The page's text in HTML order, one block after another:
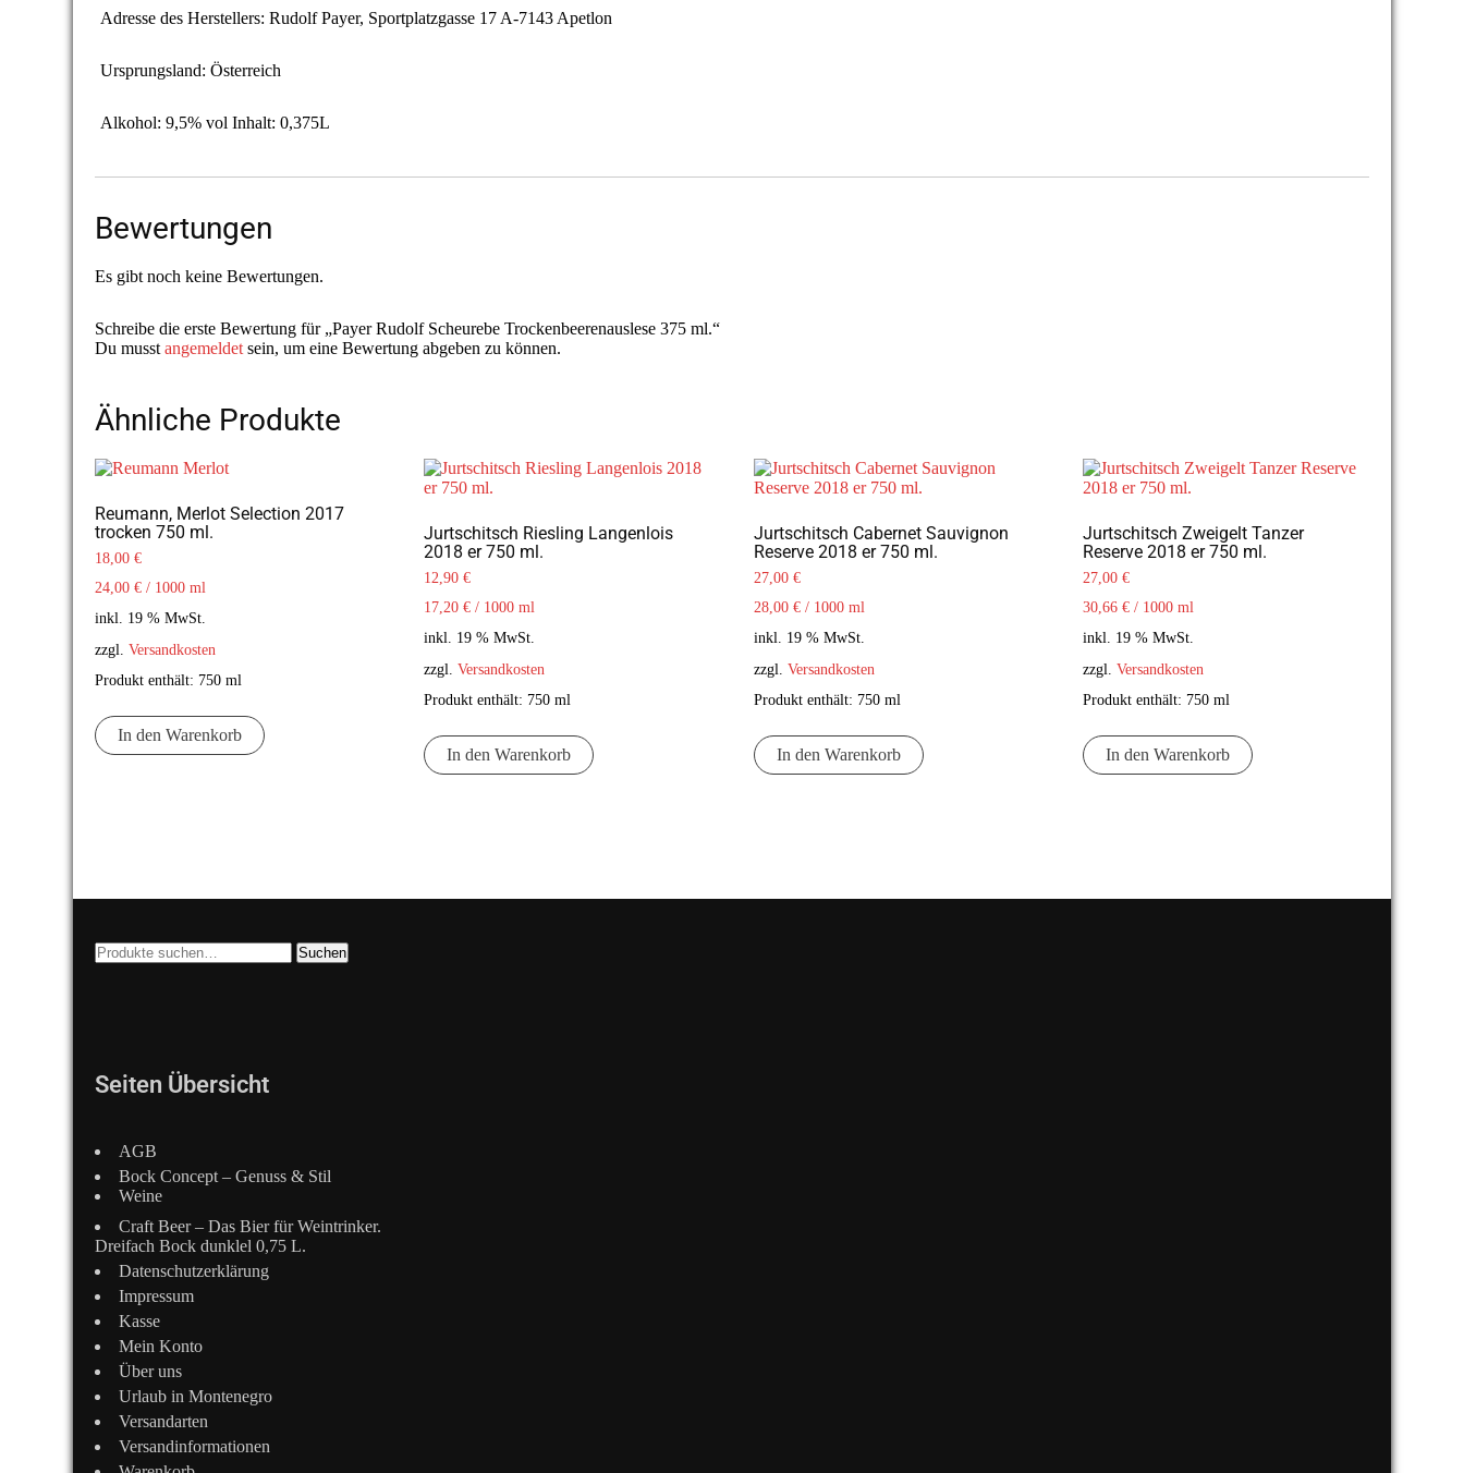
Adresse des Herstellers: Rudolf Payer, Sportplatzgasse 17 A-7143 Apetlon
Ursprungsland: Österreich
Alkohol: 9,5% vol Inhalt: 0,375L
Bewertungen
Es gibt noch keine Bewertungen.
Schreibe die erste Bewertung für „Payer Rudolf Scheurebe Trockenbeerenauslese 375 ml.“
Du musst angemeldet sein, um eine Bewertung abgeben zu können.
Ähnliche Produkte
Reumann, Merlot Selection 2017
trocken 750 ml.
18,00 €
24,00 € / 1000 ml
inkl. 19 % MwSt.
zzgl. Versandkosten
Produkt enthält: 750 ml
In den Warenkorb
Jurtschitsch Riesling Langenlois
2018 er 750 ml.
12,90€
17,20€ / 1000 ml
inkl. 19 % MwSt.
zzgl.Versandkosten
Produkt enthält: 750ml
In den Warenkorb
Jurtschitsch Cabernet Sauvignon
Reserve 2018 er 750 ml.
27,00 €
28,00 €/ 1000 ml
inkl. 19 % MwSt.
zzgl. Versandkosten
Produkt enthält: 750 ml
In den Warenkorb
Jurtschitsch Zweigelt Tanzer
Reserve 2018 er 750 ml.
27,00€
30,66€ / 1000 ml
inkl. 19 % MwSt.
zzgl.Versandkosten
Produkt enthält: 750ml
In den Warenkorb
Suche
Suchen
Seiten Übersicht
AGB
Bock Concept – Genuss & Stil
Weine
Craft Beer – Das Bier für Weintrinker.
Dreifach Bock dunklel 0,75 L.
Datenschutzerklärung
Impressum
Kasse
Mein Konto
Über uns
Urlaub in Montenegro
Versandarten
Versandinformationen